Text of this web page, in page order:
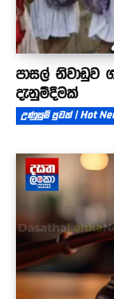
පාසල් නිවාඩුව
දැනුම්දීමක්
උණුසුම් පුවත් | Hot